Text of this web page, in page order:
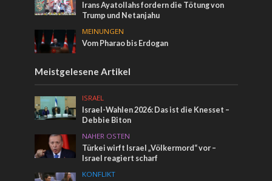
Irans Ayatollahs fordern die Tötung von
Trump und Netanjahu
MEINUNGEN
Vom Pharao bis Erdogan
Meistgelesene Artikel
ISRAEL
Israel-Wahlen 2026: Das ist die Knesset –
Debbie Biton
NAHER OSTEN
Türkei wirft Israel „Völkermord“ vor –
Israel reagiert scharf
KONFLIKT